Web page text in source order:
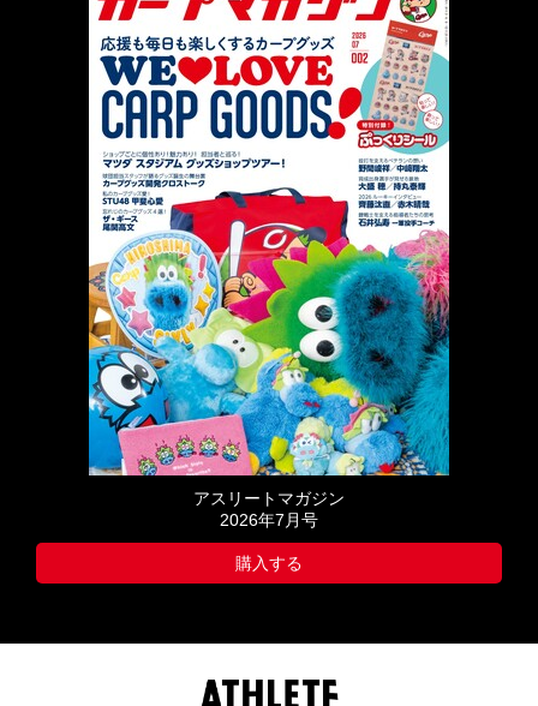
アスリートマガジン
2026年7月号
購入する